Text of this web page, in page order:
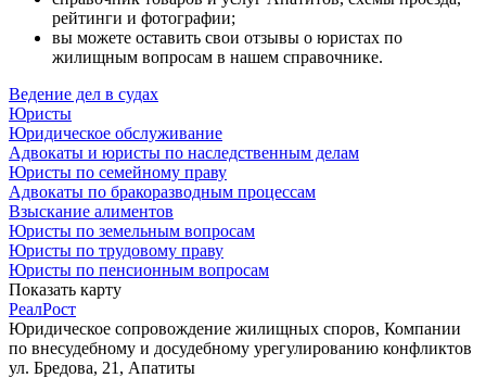
рейтинги и фотографии;
вы можете оставить свои отзывы о юристах по
жилищным вопросам в нашем справочнике.
Ведение дел в судах
Юристы
Юридическое обслуживание
Адвокаты и юристы по наследственным делам
Юристы по семейному праву
Адвокаты по бракоразводным процессам
Взыскание алиментов
Юристы по земельным вопросам
Юристы по трудовому праву
Юристы по пенсионным вопросам
Показать карту
РеалРост
Юридическое сопровождение жилищных споров, Компании
по внесудебному и досудебному урегулированию конфликтов
ул. Бредова, 21, Апатиты